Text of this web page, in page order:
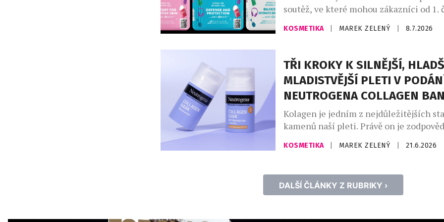
soutěž, ve které mohou zákazníci od 1.
soutěže se zapojí každý, kdo v České
zaregistruje svůj nákup na webu
www.chillysoutez.cz. Aktivita podporuje
kamenných prodejnách i e-shopech a
dlouhodobou […]
KOSMETIKA MAREK ZELENÝ 8.7.2026
TŘI KROKY K SILNĚJŠÍ,
MLADISTVĚJŠÍ PLETI V
NEUTROGENA COLLAGEN
Kolagen je jedním z nejdůležitějších
kamenů naší pleti. Právě on je
věkem však jeho přirozená produkce
ztrácet přibližně jedno procento
Není proto překvapením, že se v
KOSMETIKA MAREK ZELENÝ 21.6.2026
DALŠÍ ČLÁNKY Z RUBRIKY ›